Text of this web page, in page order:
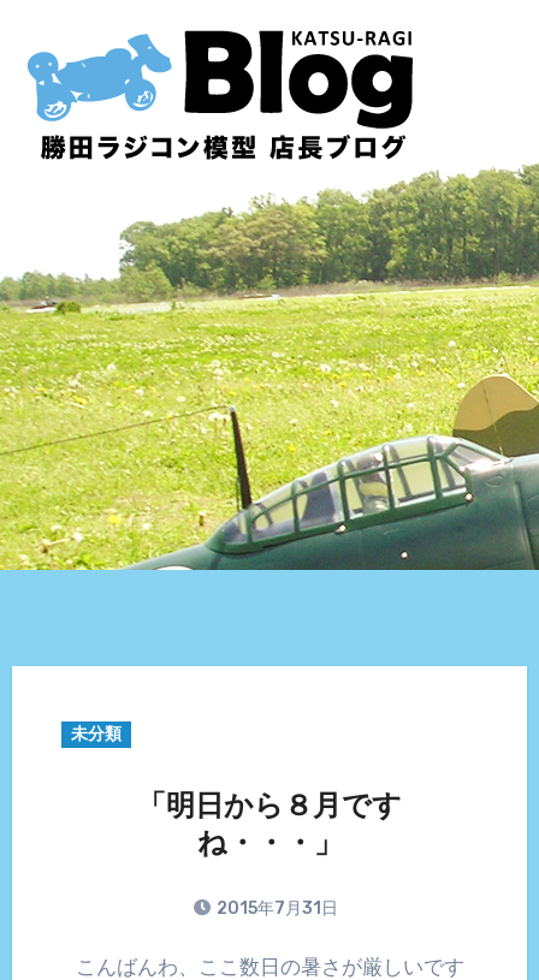
未分類
「明日から８月です
ね・・・」
2015年7月31日
こんばんわ、ここ数日の暑さが厳しいです